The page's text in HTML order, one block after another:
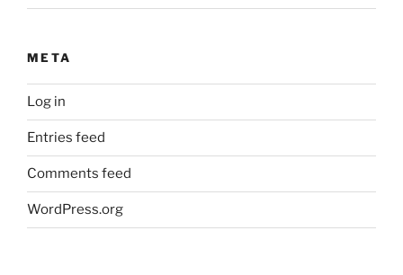
META
Log in
Entries feed
Comments feed
WordPress.org